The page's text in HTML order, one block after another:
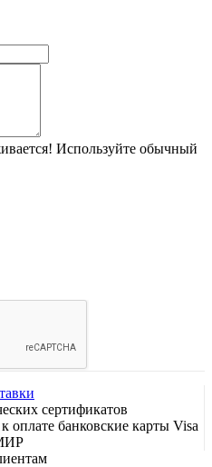
Используйте обычный
сертификатов
оплате банковские карты Visa